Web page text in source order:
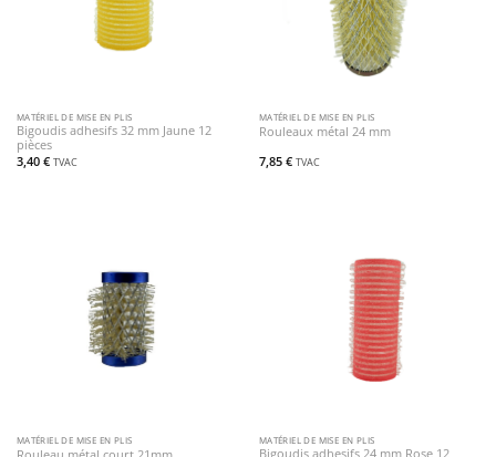
MATÉRIEL DE MISE EN PLIS
Bigoudis adhesifs 32 mm Jaune 12
pièces
3,40 € TVAC
MATÉRIEL DE MISE EN PLIS
Rouleaux métal 24 mm
7,85 € TVAC
MATÉRIEL DE MISE EN PLIS MATÉRIEL DE MISE EN PLIS